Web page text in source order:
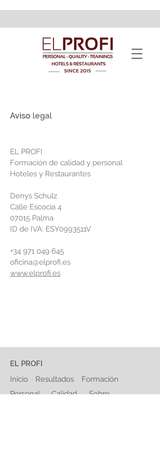
Aviso legal
EL PROFI
Formación de calidad y personal
Hoteles y Restaurantes
Denys Schulz
Calle Escocia 4
07015 Palma
ID de IVA: ESY0993511V
+34 971 049 645
oficina@elprofi.es
www.elprofi.es
EL PROFI
Inicio
Resultados
Formación
Personal
Calidad
Sobre